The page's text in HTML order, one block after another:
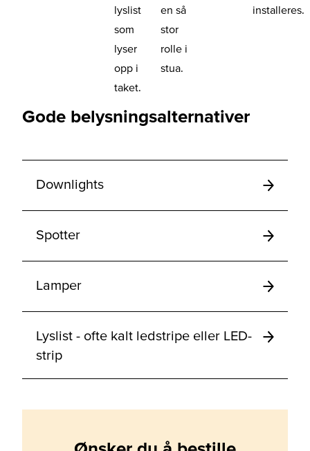
lyslist
som
lyser
opp i
taket.
en så
stor
rolle i
stua.
installeres.
Gode belysningsalternativer
Downlights
Spotter
Lamper
Lyslist - ofte kalt ledstripe eller LED-
strip